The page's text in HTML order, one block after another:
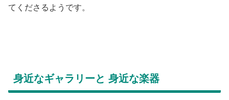
てくださるようです。
身近なギャラリーと 身近な楽器